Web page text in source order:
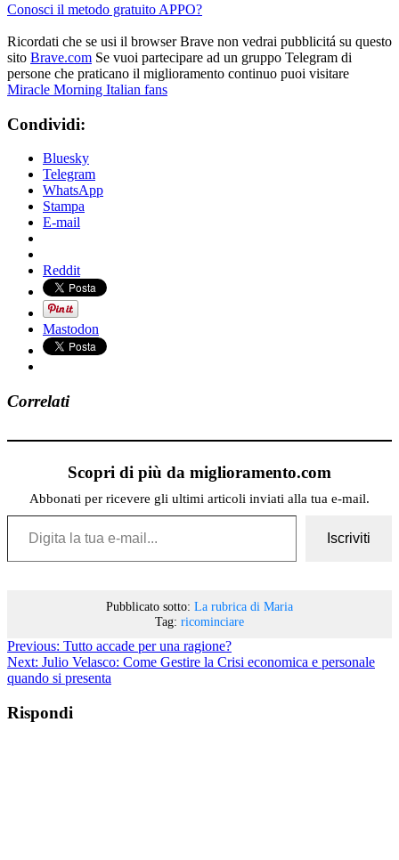
Conosci il metodo gratuito APPO?
Ricordati che se usi il browser Brave non vedrai pubblicitá su questo
sito Brave.com Se vuoi partecipare ad un gruppo Telegram di
persone che praticano il miglioramento continuo puoi visitare
Miracle Morning Italian fans
Condividi:
Bluesky
Telegram
WhatsApp
Stampa
E-mail
Reddit
Mastodon
Correlati
Scopri di più da miglioramento.com
Abbonati per ricevere gli ultimi articoli inviati alla tua e-mail.
Digita la tua e-mail...
Iscriviti
Pubblicato sotto: La rubrica di Maria
Tag: ricominciare
Previous: Tutto accade per una ragione?
Next: Julio Velasco: Come Gestire la Crisi economica e personale
quando si presenta
Rispondi